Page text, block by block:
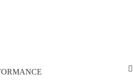
Effekt einer leichten Transparenz ist